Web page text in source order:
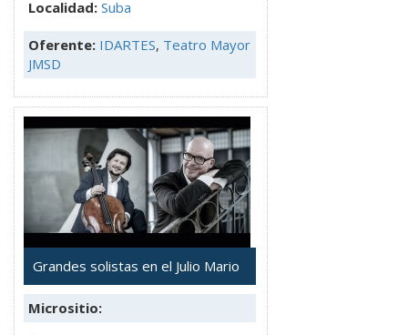
Localidad: Suba
Oferente: IDARTES, Teatro Mayor
JMSD
Grandes solistas en el Julio Mario
Micrositio: